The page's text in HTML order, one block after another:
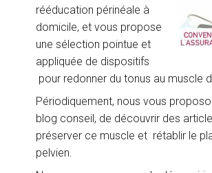
rééducation périnéale à
domicile, et vous propose
une sélection pointue et
appliquée de dispositifs
pour redonner du tonus au muscle
Périodiquement, nous vous
blog conseil, de découvrir des
préserver ce muscle et rétablir le
pelvien.